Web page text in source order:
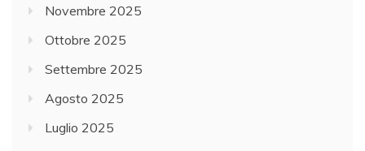
Novembre 2025
Ottobre 2025
Settembre 2025
Agosto 2025
Luglio 2025